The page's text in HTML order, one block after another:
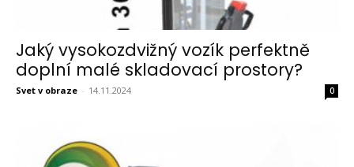
Jaký vysokozdvižný vozík perfektně
doplní malé skladovací prostory?
Svet v obraze - 14.11.2024 0